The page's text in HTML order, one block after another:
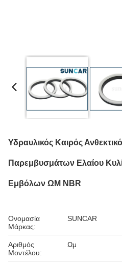
Υδραυλικός Καιρός
Παρεμβυσμάτων Ελαίου
Εμβόλων ΩΜ NBR
Ονομασία
Μάρκας:
SUNCAR
Αριθμός
Μοντέλου:
Ωμ